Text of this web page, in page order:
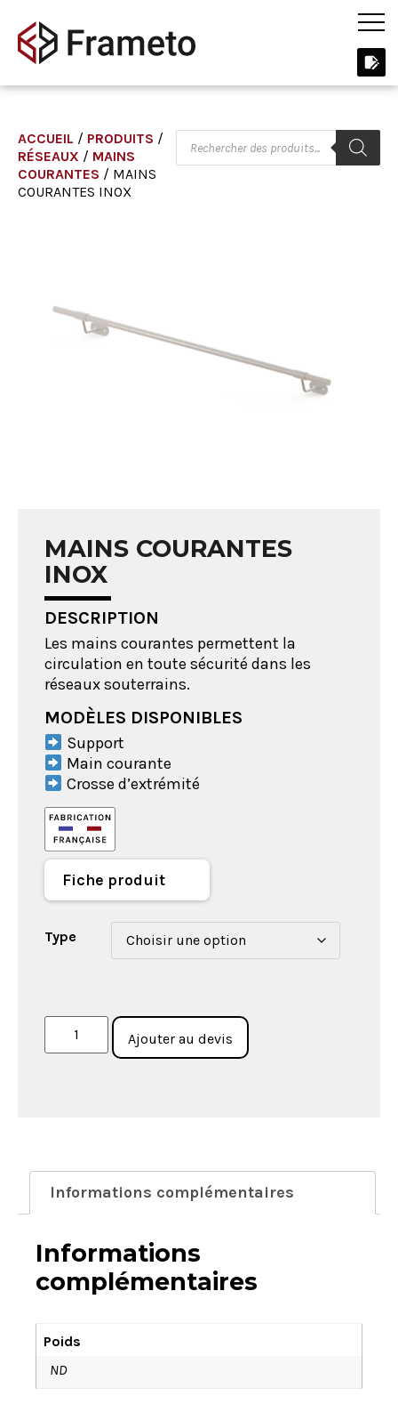
ACCUEIL / PRODUITS /
RÉSEAUX / MAINS
COURANTES / MAINS
COURANTES INOX
MAINS COURANTES
INOX
DESCRIPTION
Les mains courantes permettent la
circulation en toute sécurité dans les
réseaux souterrains.
MODÈLES DISPONIBLES
Support
Main courante
Crosse d’extrémité
Fiche produit
Type
Ajouter au devis
Informations complémentaires
Informations
complémentaires
Poids
ND